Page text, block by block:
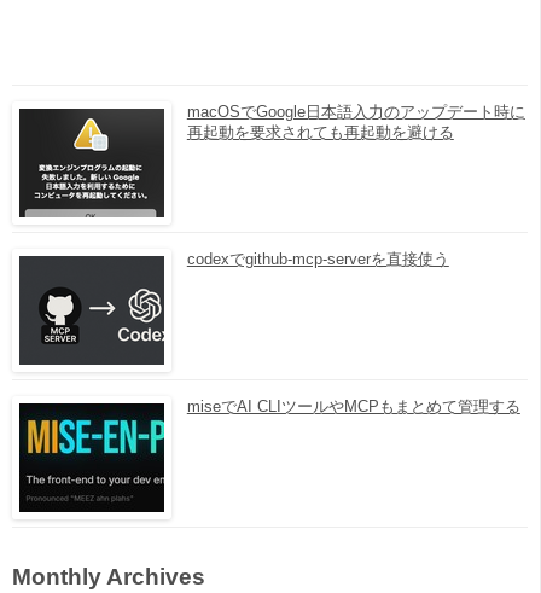
macOSでGoogle日本語入力のアップデート時に
再起動を要求されても再起動を避ける
codexでgithub-mcp-serverを直接使う
miseでAI CLIツールやMCPもまとめて管理する
Monthly Archives